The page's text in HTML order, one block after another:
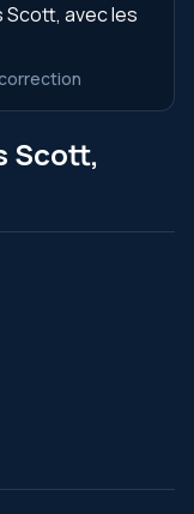
Scott, avec les
Scott,